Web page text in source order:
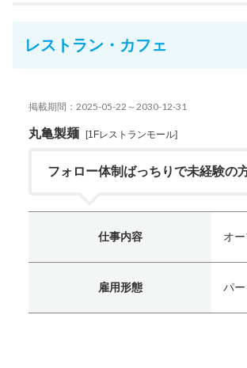
レストラン・カフェ
掲載期間：2025-05-22～2030-12-31
丸亀製麺 [1Fレストランモール]
フォロー体制ばっちりで未経験の
仕事内容 オ
雇用形態 パ